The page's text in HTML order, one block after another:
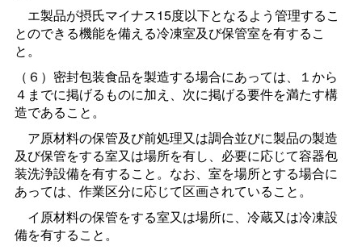
エ製品が摂氏マイナス15度以下となるよう管理するこ
とのできる機能を備える冷凍室及び保管室を有するこ
と。
（６）密封包装食品を製造する場合にあっては、１から
４までに掲げるものに加え、次に掲げる要件を満たす構
造であること。
ア原材料の保管及び前処理又は調合並びに製品の製造
及び保管をする室又は場所を有し、必要に応じて容器包
装洗浄設備を有すること。なお、室を場所とする場合に
あっては、作業区分に応じて区画されていること。
イ原材料の保管をする室又は場所に、冷蔵又は冷凍設
備を有すること。